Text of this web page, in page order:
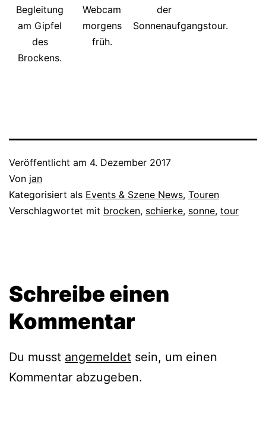
Begleitung
am Gipfel
des
Brockens.
Webcam
morgens
früh.
der
Sonnenaufgangstour.
Veröffentlicht am 4. Dezember 2017
Von jan
Kategorisiert als Events & Szene News, Touren
Verschlagwortet mit brocken, schierke, sonne, tour
Schreibe einen
Kommentar
Du musst angemeldet sein, um einen
Kommentar abzugeben.